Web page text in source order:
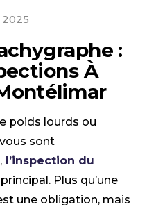
:
À
poids lourds ou
sont
l’inspection du
Plus qu’une
une obligation, mais